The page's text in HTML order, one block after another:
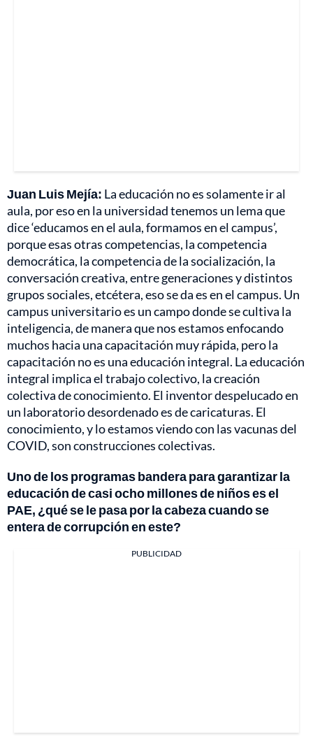
Juan Luis Mejía: La educación no es solamente ir al
aula, por eso en la universidad tenemos un lema que
dice ‘educamos en el aula, formamos en el campus’,
porque esas otras competencias, la competencia
democrática, la competencia de la socialización, la
conversación creativa, entre generaciones y distintos
grupos sociales, etcétera, eso se da es en el campus. Un
campus universitario es un campo donde se cultiva la
inteligencia, de manera que nos estamos enfocando
muchos hacia una capacitación muy rápida, pero la
capacitación no es una educación integral. La educación
integral implica el trabajo colectivo, la creación
colectiva de conocimiento. El inventor despelucado en
un laboratorio desordenado es de caricaturas. El
conocimiento, y lo estamos viendo con las vacunas del
COVID, son construcciones colectivas.
Uno de los programas bandera para garantizar la
educación de casi ocho millones de niños es el
PAE, ¿qué se le pasa por la cabeza cuando se
entera de corrupción en este?
PUBLICIDAD